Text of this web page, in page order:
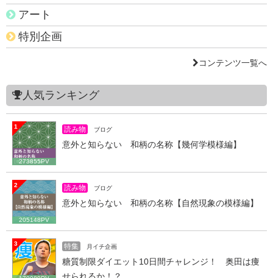
アート
特別企画
コンテンツ一覧へ
人気ランキング
1
273855PV
読み物 ブログ
意外と知らない 和柄の名称【幾何学模様編】
2
205148PV
読み物 ブログ
意外と知らない 和柄の名称【自然現象の模様編】
3 特集 月イチ企画
糖質制限ダイエット10日間チャレンジ！ 奥田は痩